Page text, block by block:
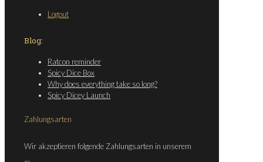
Logout
Blog:
Ratcon reminder
Spicy Dice Box
Why does everything take so long?
Spicy Dicey Launch
Zahlungsarten
Wir akzeptieren folgende Zahlungsarten in unserem